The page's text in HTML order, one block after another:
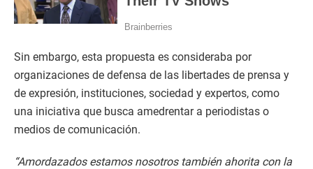
Sin embargo, esta propuesta es consideraba por
organizaciones de defensa de las libertades de prensa y
de expresión, instituciones, sociedad y expertos, como
una iniciativa que busca amedrentar a periodistas o
medios de comunicación.
“Amordazados estamos nosotros también ahorita con la